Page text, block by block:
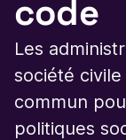
code
Les
société
commun
politiques